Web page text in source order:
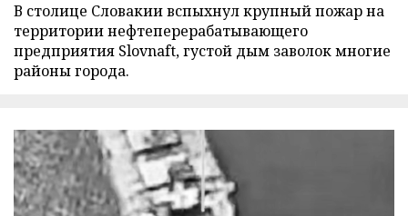
В столице Словакии вспыхнул крупный пожар на
территории нефтеперерабатывающего
предприятия Slovnaft, густой дым заволок многие
районы города.